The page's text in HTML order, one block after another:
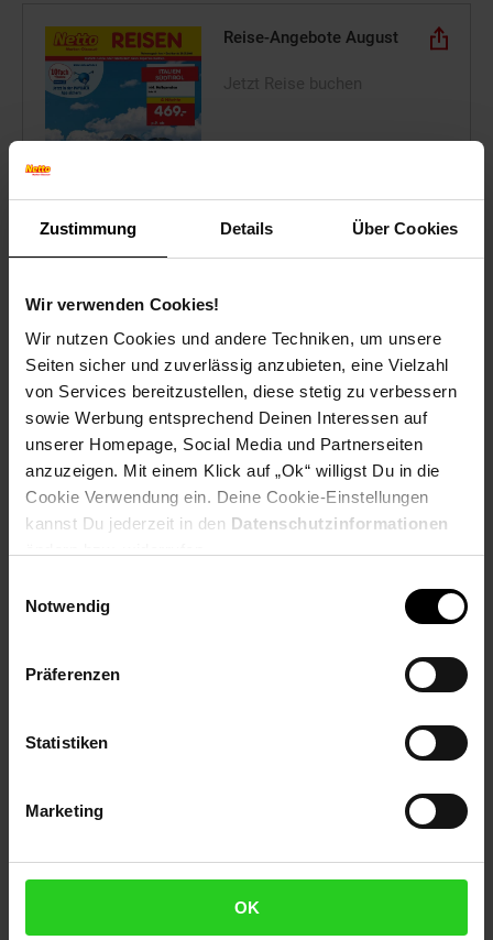
Zustimmung Details Über Cookies
Wir verwenden Cookies!
Wir nutzen Cookies und andere Techniken, um unsere
Seiten sicher und zuverlässig anzubieten, eine Vielzahl
von Services bereitzustellen, diese stetig zu verbessern
sowie Werbung entsprechend Deinen Interessen auf
unserer Homepage, Social Media und Partnerseiten
anzuzeigen. Mit einem Klick auf „Ok“ willigst Du in die
Cookie Verwendung ein. Deine Cookie-Einstellungen
kannst Du jederzeit in den Datenschutzinformationen
Notwendig
Präferenzen
Statistiken
Marketing
OK
Reise-Angebote August
Zum Prospekt
Filialen in der Nähe
Netto Marken-Discount
Darwinstr. 7
89518 Heidenheim
Mo.-Sa.: 7.00 - 22.00 Uhr
Heidenheimer Str. 12
Öffnungszeiten: